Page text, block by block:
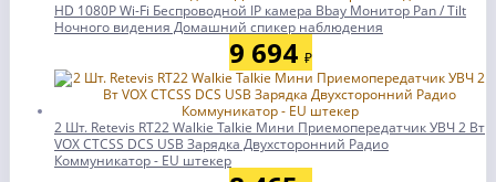
HD 1080P Wi-Fi Беспроводной IP камера Bbay Монитор Pan / Tilt
Ночного видения Домашний спикер наблюдения
9 694 ₽
2 Шт. Retevis RT22 Walkie Talkie Мини Приемопередатчик УВЧ 2 Вт
VOX CTCSS DCS USB Зарядка Двухсторонний Радио
Коммуникатор - EU штекер